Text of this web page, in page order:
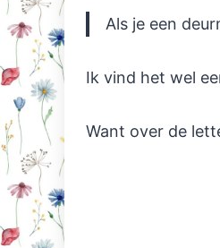
Als je een
Ik vind het wel
Want over de